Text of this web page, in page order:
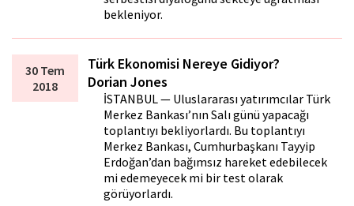
bekleniyor.
30 Tem
2018
Türk Ekonomisi Nereye Gidiyor?
Dorian Jones
İSTANBUL — Uluslararası yatırımcılar Türk
Merkez Bankası’nın Salı günü yapacağı
toplantıyı bekliyorlardı. Bu toplantıyı
Merkez Bankası, Cumhurbaşkanı Tayyip
Erdoğan’dan bağımsız hareket edebilecek
mi edemeyecek mi bir test olarak
görüyorlardı.